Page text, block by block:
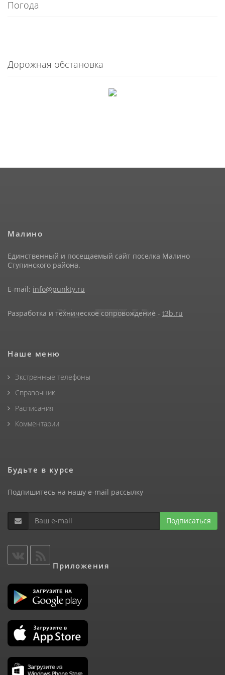
Погода
Дорожная обстановка
Малино
Единственный и посещаемый сайт поселка Малино
Ступинского района.
E-mail: info@punkty.ru
Разработка и техническое сопровождение - t3b.ru
Наше меню
Экстренные телефоны
Справочник
Расписания
Комментарии
Будьте в курсе
Подпишитесь на нашу e-mail рассылку
Подписаться
Приложения